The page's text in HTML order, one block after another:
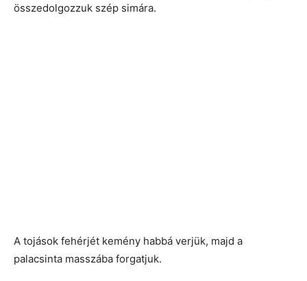
összedolgozzuk szép simára.
A tojások fehérjét kemény habbá verjük, majd a
palacsinta masszába forgatjuk.